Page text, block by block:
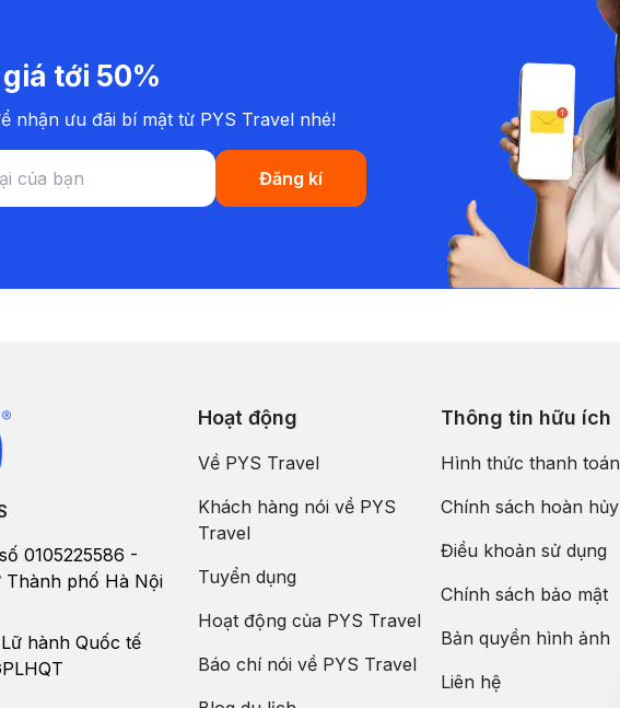
tới 50%
nhận ưu đãi bí mật từ PYS Travel nhé!
Đăng kí
0105225586 -
Thành phố Hà Nội
hành Quốc tế
Hoạt động
Về PYS Travel
Khách hàng nói về PYS
Travel
Tuyển dụng
Hoạt động của PYS Travel
Báo chí nói về PYS Travel
Thông tin hữu ích
Hình thức thanh toán
Chính sách hoàn hủy
Điều khoản sử dụng
Chính sách bảo mật
Bản quyền hình ảnh
Liên hệ